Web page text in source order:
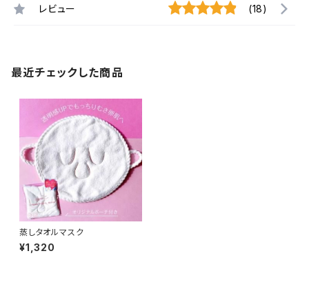
レビュー (18)
最近チェックした商品
蒸しタオルマスク
¥1,320